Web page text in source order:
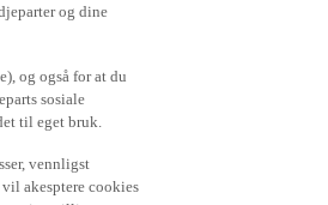
og dine
og også for at du
sosiale
til eget bruk.
vennligst
akesptere cookies